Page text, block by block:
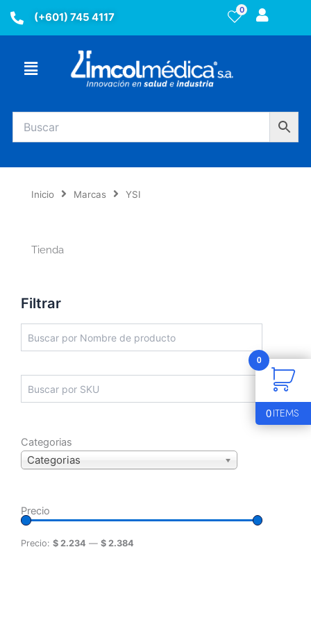
(+601) 745 4117
0
Menú
Inicio Marcas YSI
Tienda
Filtrar
Categorias
Categorias
Precio
Precio: $ 2.234 — $ 2.384
0
0ITEMS